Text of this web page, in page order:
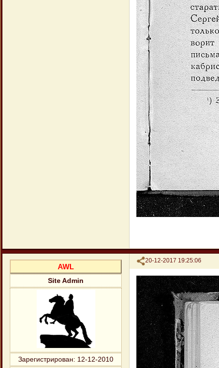
Поделиться
20-12-2017 19:25:06
AWL
Site Admin
Зарегистрирован: 12-12-2010